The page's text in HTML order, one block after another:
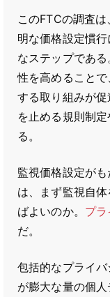
このFTCの調査
明な価格設定慣
なステップであ
性を高めること
する取り組みが
を止める規則制
る。
監視価格設定が
は、まず監視自
ばよいのか。 プ
だ。
包括的なプライ
が膨大な量の個